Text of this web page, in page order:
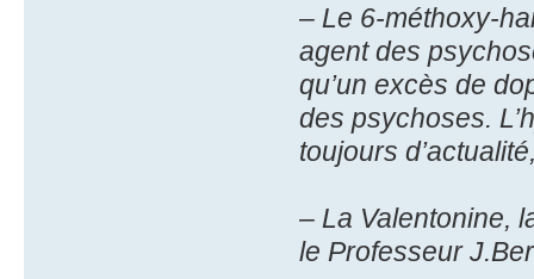
– Le 6-méthoxy-
agent des
qu’un excès de
des psychoses.
toujours
– La Valentonine,
le Professeur